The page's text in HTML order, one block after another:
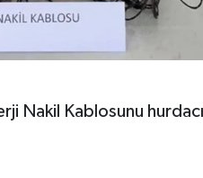
Nakil Kablosunu